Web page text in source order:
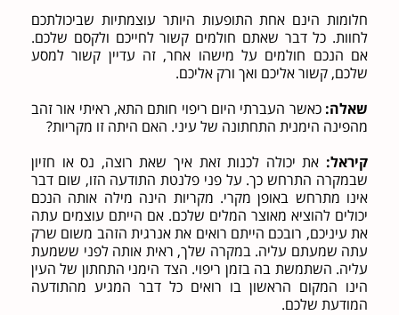
חלומות הינם אחת התופעות היותר עוצמתיות שביכולתכם
לחוות. כל דבר שאתם חולמים קשור לחייכם ולקסם שלכם.
אם הנכם חולמים על מישהו אחר, זה עדיין קשור למסע
שלכם, קשור אליכם ואך ורק אליכם.
שאלה:כאשר העברתי היום ריפוי חותם התא, ראיתי אור זהב
מהפינה הימנית התחתונה של עיני. האם היתה זו מקריות?
קיראל: את יכולה לכנות זאת איך שאת רוצה, נס או חזיון
שבמקרה התרחש כך. על פני פלנטת התודעה הזו, שום דבר
אינו מתרחש באופן מקרי. מקריות הינה מילה אותה הנכם
יכולים להוציא מאוצר המלים שלכם. אם הייתם עוצמים עתה
את עיניכם, רובכם הייתם רואים את אנרגית הזהב משום שרק
עתה שמעתם עליה. במקרה שלך, ראית אותה לפני ששמעת
עליה. השתמשת בה בזמן ריפוי. הצד הימני התחתון של העין
הינו המקום הראשון בו רואים כל דבר המגיע מהתודעה
המודעת שלכם.